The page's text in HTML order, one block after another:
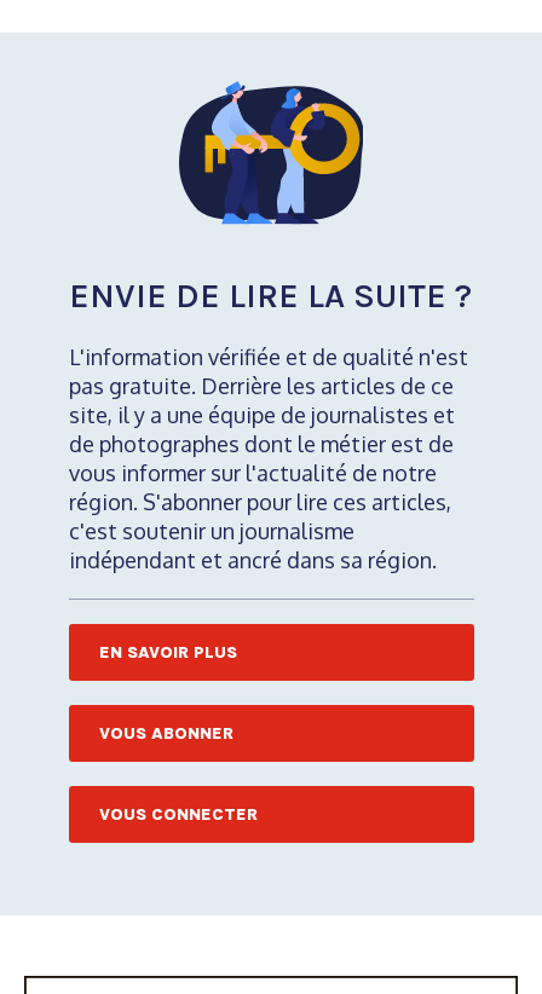
ENVIE DE LIRE LA SUITE ?
L'information vérifiée et de qualité n'est
pas gratuite. Derrière les articles de ce
site, il y a une équipe de journalistes et
de photographes dont le métier est de
vous informer sur l'actualité de notre
région. S'abonner pour lire ces articles,
c'est soutenir un journalisme
indépendant et ancré dans sa région.
EN SAVOIR PLUS
VOUS ABONNER
VOUS CONNECTER